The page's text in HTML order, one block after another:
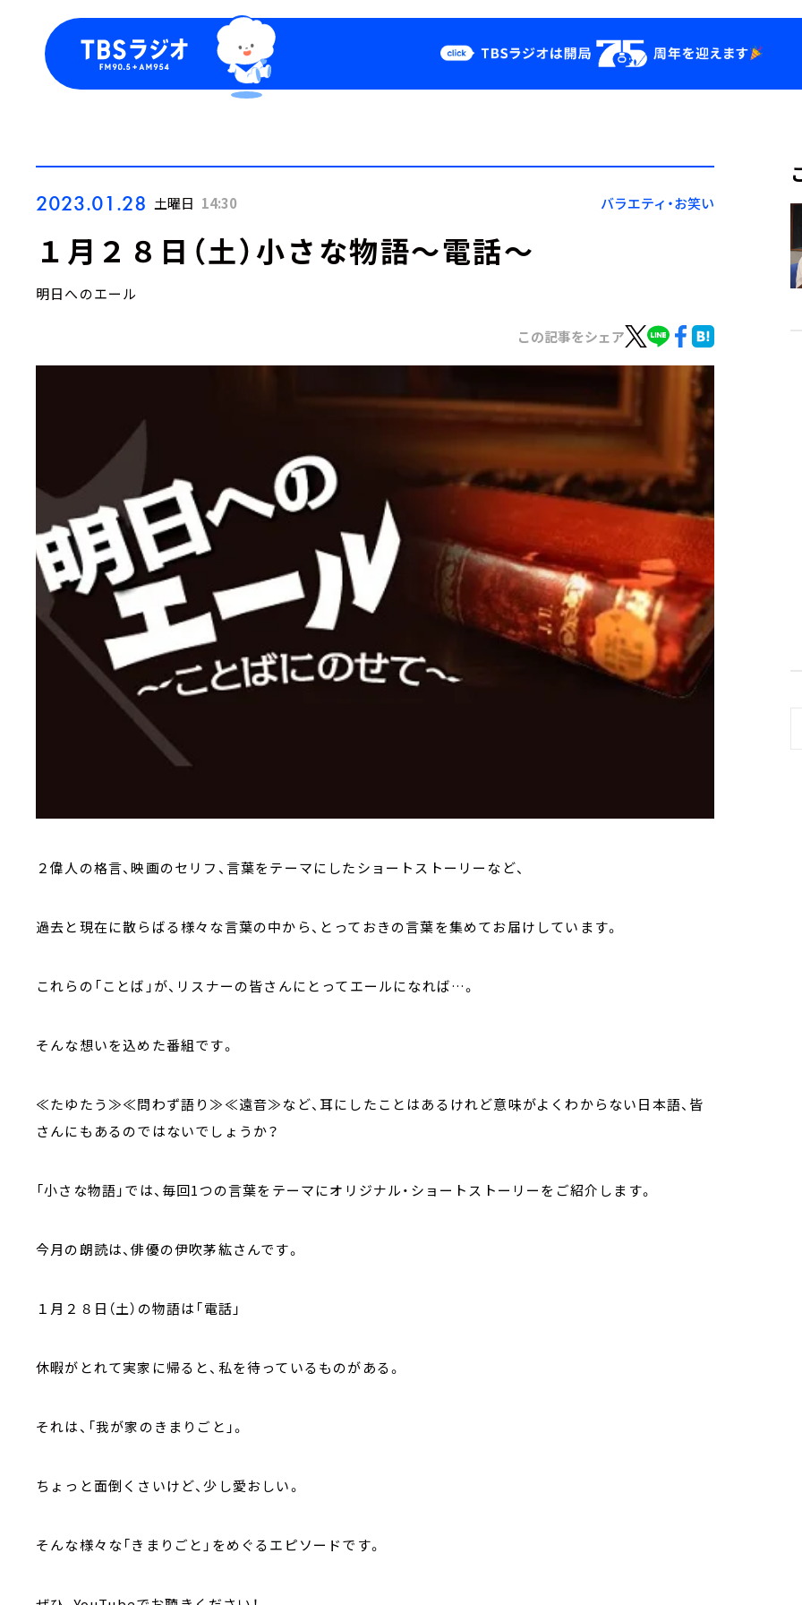
Podcast
YouTube
会社情報
2023.01.28 土曜日 14:30 バラエティ・お笑い
１月２８日（土）小さな物語～電話～
明日へのエール
この記事をシェア
２偉人の格言、映画のセリフ、言葉をテーマにしたショートストーリーなど、
過去と現在に散らばる様々な言葉の中から、とっておきの言葉を集めてお届けしています。
これらの「ことば」が、リスナーの皆さんにとってエールになれば…。
そんな想いを込めた番組です。
≪たゆたう≫≪問わず語り≫≪遠音≫など、耳にしたことはあるけれど意味がよくわからない日本語、皆
さんにもあるのではないでしょうか？
「小さな物語」では、毎回1つの言葉をテーマにオリジナル・ショートストーリーをご紹介します。
今月の朗読は、俳優の伊吹茅紘さんです。
１月２８日（土）の物語は「電話」
休暇がとれて実家に帰ると、私を待っているものがある。
それは、「我が家のきまりごと」。
ちょっと面倒くさいけど、少し愛おしい。
そんな様々な「きまりごと」をめぐるエピソードです。